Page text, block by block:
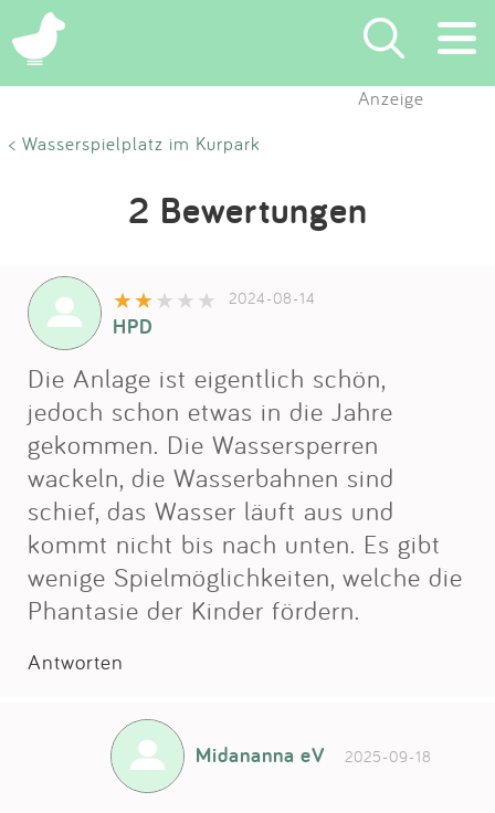
Suchen
Eintragen
Partner
Kontakt
Impressum
Anmelden
Anzeige
< Wasserspielplatz im Kurpark
2 Bewertungen
2024-08-14
HPD
Die Anlage ist eigentlich schön,
jedoch schon etwas in die Jahre
gekommen. Die Wassersperren
wackeln, die Wasserbahnen sind
schief, das Wasser läuft aus und
kommt nicht bis nach unten. Es gibt
wenige Spielmöglichkeiten, welche die
Phantasie der Kinder fördern.
Antworten
Midananna eV 2025-09-18